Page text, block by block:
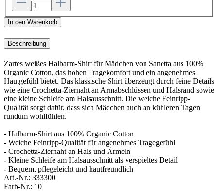
In den Warenkorb
Beschreibung
Zartes weißes Halbarm-Shirt für Mädchen von Sanetta aus 100%
Organic Cotton, das hohen Tragekomfort und ein angenehmes
Hautgefühl bietet. Das klassische Shirt überzeugt durch feine Details
wie eine Crochetta-Ziernaht an Armabschlüssen und Halsrand sowie
eine kleine Schleife am Halsausschnitt. Die weiche Feinripp-
Qualität sorgt dafür, dass sich Mädchen auch an kühleren Tagen
rundum wohlfühlen.
- Halbarm-Shirt aus 100% Organic Cotton
- Weiche Feinripp-Qualität für angenehmes Tragegefühl
- Crochetta-Ziernaht an Hals und Ärmeln
- Kleine Schleife am Halsausschnitt als verspieltes Detail
- Bequem, pflegeleicht und hautfreundlich
Art.-Nr.: 333300
Farb-Nr.: 10